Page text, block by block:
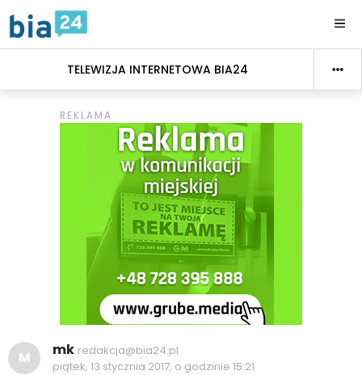
TELEWIZJA INTERNETOWA BIA24
M mk redakcja@bia24.pl
piątek, 13 stycznia 2017, o godzinie 15:21